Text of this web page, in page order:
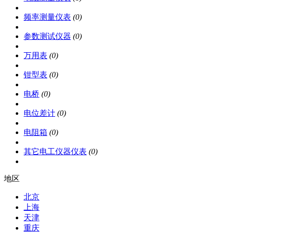
频率测量仪表 (0)
参数测试仪器 (0)
万用表 (0)
钳型表 (0)
电桥 (0)
电位差计 (0)
电阻箱 (0)
其它电工仪器仪表 (0)
地区
北京
上海
天津
重庆